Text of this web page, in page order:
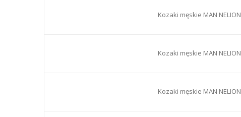
Kozaki męskie MAN NELION
Kozaki męskie MAN NELION
Kozaki męskie MAN NELION